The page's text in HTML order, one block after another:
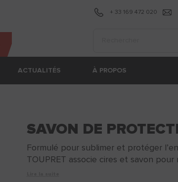
+ 33 169 472 020
ACTUALITÉS À PROPOS
SAVON DE
Formulé pour sublimer et protéger
TOUPRET associe cires et savon